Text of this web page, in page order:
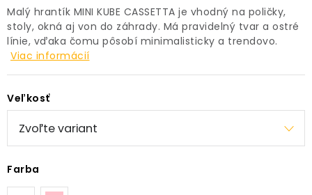
Podmienky ochrany osobných údajov
O nás
Spôsoby platby
Informácie o doprave
Malý hrantík MINI KUBE CASSETTA je vhodný na poličky,
stoly, okná aj von do záhrady. Má pravidelný tvar a ostré
línie, vďaka čomu pôsobí minimalisticky a trendovo.
Viac informácií
Veľkosť
Farba